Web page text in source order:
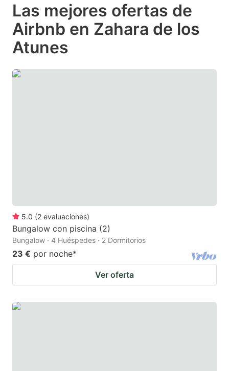
to
get
keyboard
shortcuts
to
get
the
shortcuts
Las mejores ofertas de
Airbnb en Zahara de los
Atunes
5.0 (2 evaluaciones)
Bungalow con piscina (2)
Bungalow · 4 Huéspedes · 2 Dormitorios
23 € por noche*
Ver oferta